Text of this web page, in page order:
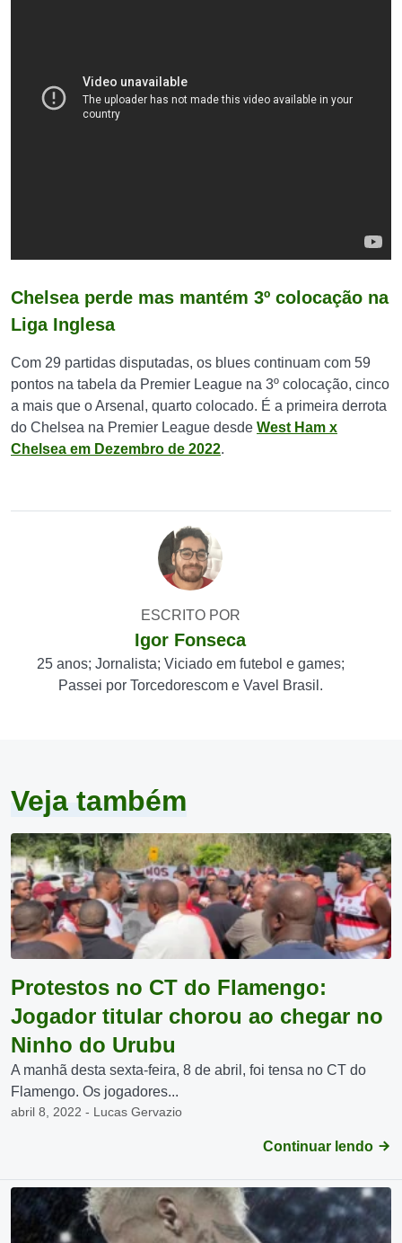
Chelsea perde mas mantém 3º colocação na
Liga Inglesa
Com 29 partidas disputadas, os blues continuam com 59
pontos na tabela da Premier League na 3º colocação, cinco
a mais que o Arsenal, quarto colocado. É a primeira derrota
do Chelsea na Premier League desde West Ham x
Chelsea em Dezembro de 2022.
ESCRITO POR
Igor Fonseca
25 anos; Jornalista; Viciado em futebol e games;
Passei por Torcedorescom e Vavel Brasil.
Veja também
Protestos no CT do Flamengo:
Jogador titular chorou ao chegar no
Ninho do Urubu
A manhã desta sexta-feira, 8 de abril, foi tensa no CT do
Flamengo. Os jogadores...
abril 8, 2022 - Lucas Gervazio
Continuar lendo